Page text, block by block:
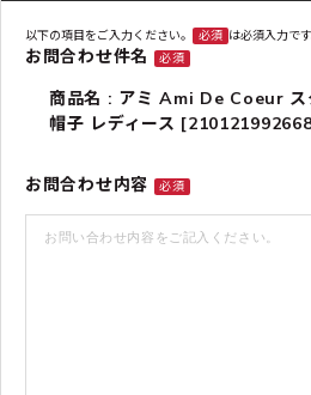
以下の項目をご入力ください。 必須 は必須入力です
お問合わせ件名 必須
商品名 : アミ Ami De Coeur ス
帽子 レディース
お問合わせ内容 必須